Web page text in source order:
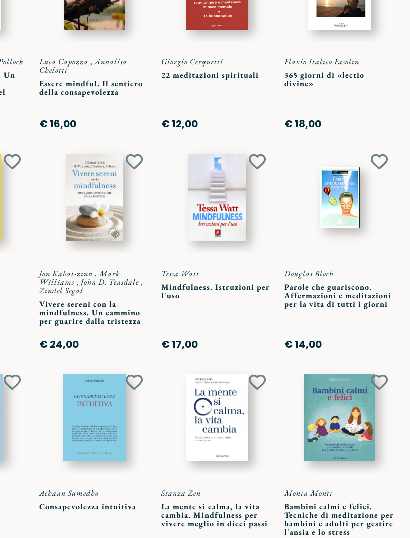
Un
Luca Capozza ,Annalisa
Chelotti
Essere mindful. Il sentiero
della consapevolezza
€ 16,00
Giorgio Cerquetti
22 meditazioni spirituali
€ 12,00
Flavio Italico Fasolin
365 giorni di «lectio
divine»
€ 18,00
Aggiungi
Aggiungi
Jon Kabat-zinn ,Mark
Williams , John D. Teasdale ,
Zindel Segal
Vivere sereni con la
mindfulness. Un cammino
per guarire dalla tristezza
€ 24,00
Aggiungi
Tessa Watt
Mindfulness. Istruzioni per
l'uso
€ 17,00
Douglas Bloch
Parole che guariscono.
Affermazioni e meditazioni
per la vita di tutti i giorni
€ 14,00
Aggiungi
Aggiungi
Achaan Sumedho
Consapevolezza intuitiva
Aggiungi
Stanza Zen
La mente si calma, la vita
cambia. Mindfulness per
vivere meglio in dieci passi
Monia Monti
Bambini calmi e felici.
Tecniche di meditazione per
bambini e adulti per gestire
l'ansia e lo stress